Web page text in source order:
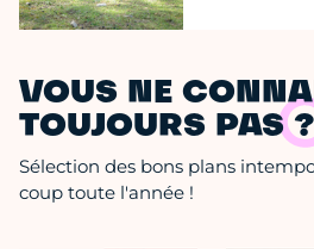
VOUS NE
TOUJOURS PAS ?
Sélection des bons plans
coup toute l'année !